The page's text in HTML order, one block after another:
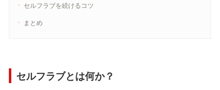
セルフラブを続けるコツ
まとめ
セルフラブとは何か？